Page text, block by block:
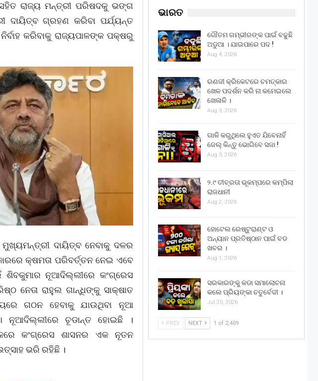
ରାଜ୍ୟ ମନ୍ତ୍ରୀ ପରିଷଦକୁ ଭଙ୍ଗ
ଦାୟିତ୍ବ ଗ୍ରହଣ କରିବା ପର୍ଯ୍ୟନ୍ତ
କରିବାକୁ ରାଜ୍ୟପାଳଙ୍କ ପକ୍ଷରୁ
ଦାୟିତ୍ବ ନେବାକୁ ଦଳର
କ୍ଷମତା ପରିବର୍ତ୍ତନ ନେଇ ଏବେ
ଶିବକୁମାର ନୂଆଦିଲ୍ଲୀରେ କଂଗ୍ରେସ
ନେତା ରାହୁଲ ଗାନ୍ଧିଙ୍କୁ ସାକ୍ଷାତ
ଗଠନ ହେବାକୁ ଯାଉଥିବା ନୂଆ
ନୂଆଦିଲ୍ଲୀରେ ଚୂଡାନ୍ତ ହୋଇଛି ।
କଂଗ୍ରେସ ଶାସନର ଏକ ନୂତନ
ଭରି ରହିଛି ।
ଭାରତ
ଗୌତମ ଗମ୍ଭୀରଙ୍କ ପାଇଁ ବଢୁଛି
ଅଡୁଆ । ଯାଇପାରେ ପଦ !
Aug 4, 2026
ରଣଜୀ କ୍ରିକେଟରେ ଚମତ୍କାର
ଖେଳ ପଦର୍ଶନ କରି ନା କମେଇଲେ
ଖେଳାଳି ।
Aug 3, 2026
ଗାଳି କରୁଥିଲେ ହୁଏତ ଯିବେନାହିଁ
ଜେଲ୍ କିନ୍ତୁ ଭୋଗିବେ ସଜା !
Aug 3, 2026
୨.୯ ତୀବ୍ରତା ଭୂକମ୍ପରେ କମ୍ପିଲା
ରାଜଧାନୀ
Aug 2, 2026
ହୋଟେଲ ରେଷ୍ଟୁରାଣ୍ଟ ଓ
ଅନ୍ୟାନ ପ୍ରତିଷ୍ଠାନ ପାଇଁ ବଡ
ଖବର ।
Aug 1, 2026
ସରକାରଙ୍କୁ କଡା ସମାଲୋଚନା
କଲେ ପ୍ରିୟଙ୍କା ଚତୁର୍ବେଦୀ ।
Jul 20, 2026
PREV NEXT 1 of 2,409